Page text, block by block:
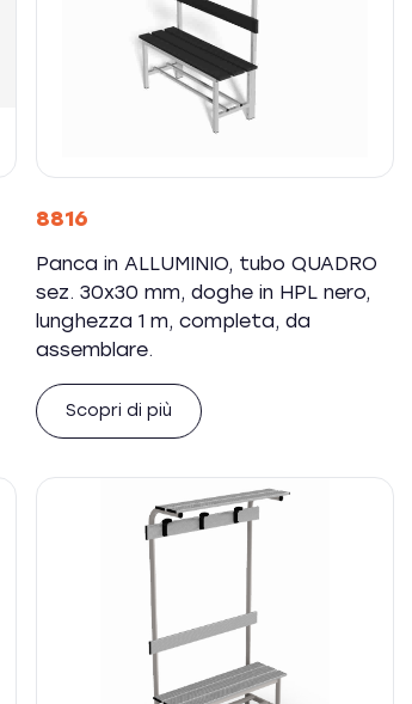
8816
Panca in ALLUMINIO, tubo QUADRO
sez. 30x30 mm, doghe in HPL nero,
lunghezza 1 m, completa, da
assemblare.
Scopri di più